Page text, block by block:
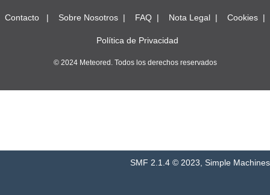
Contacto Sobre Nosotros FAQ Nota Legal Cookies
Política de Privacidad
© 2024 Meteored. Todos los derechos reservados
SMF 2.1.4 © 2023 Simple Machines